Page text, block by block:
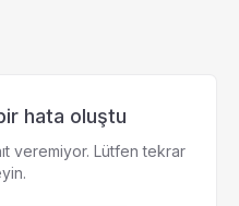
hata oluştu
veremiyor. Lütfen tekrar